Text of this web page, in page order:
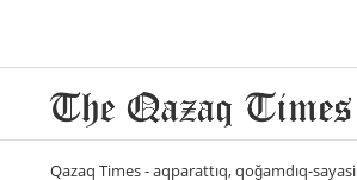
Qazaq Times - aqparattıq, qoğamdıq-sayasi